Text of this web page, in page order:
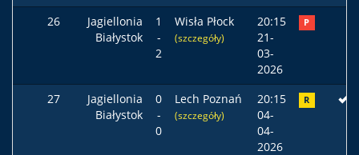
26
Jagiellonia
Białystok
1
-
2
Wisła Płock
(szczegóły)
20:15
21-
03-
2026
P
27
Jagiellonia
Białystok
0
-
0
Lech Poznań
(szczegóły)
20:15
04-
04-
2026
R